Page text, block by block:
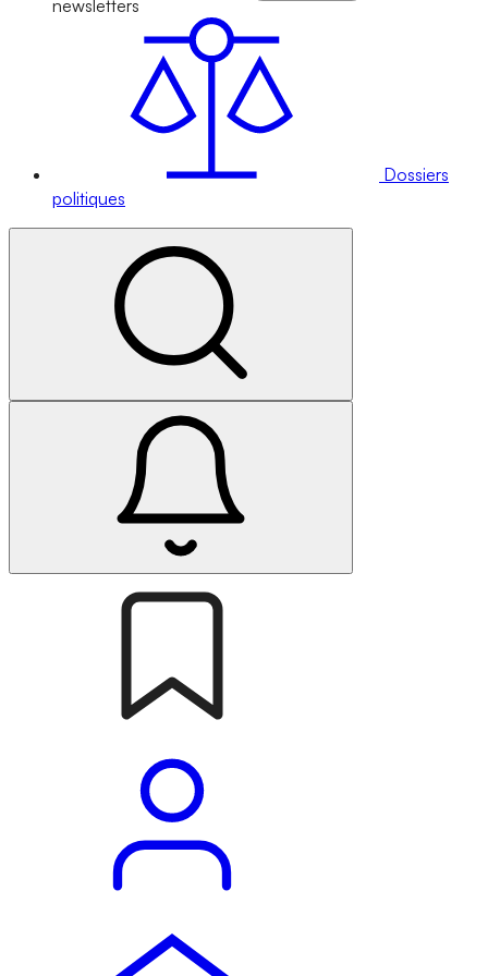
newsletters
Dossiers
politiques